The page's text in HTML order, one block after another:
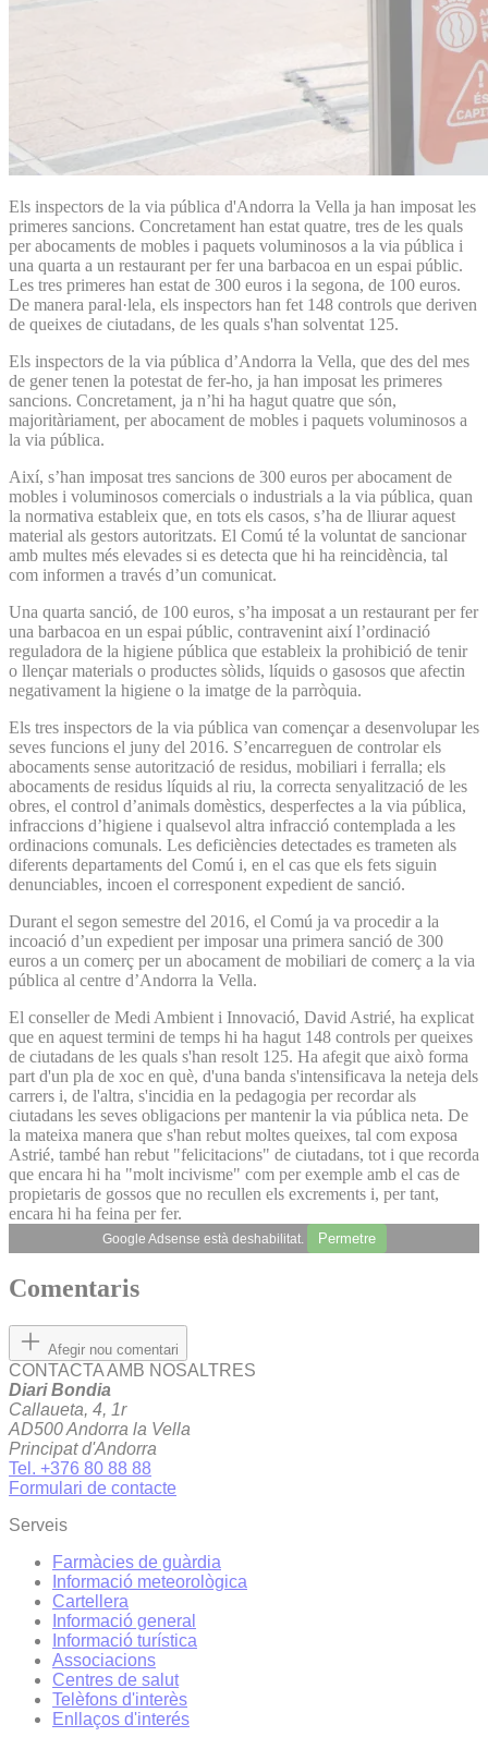
Els inspectors de la via pública d'Andorra la Vella ja han imposat les
primeres sancions. Concretament han estat quatre, tres de les quals
per abocaments de mobles i paquets voluminosos a la via pública i
una quarta a un restaurant per fer una barbacoa en un espai públic.
Les tres primeres han estat de 300 euros i la segona, de 100 euros.
De manera paral·lela, els inspectors han fet 148 controls que deriven
de queixes de ciutadans, de les quals s'han solventat 125.
Els inspectors de la via pública d’Andorra la Vella, que des del mes
de gener tenen la potestat de fer-ho, ja han imposat les primeres
sancions. Concretament, ja n’hi ha hagut quatre que són,
majoritàriament, per abocament de mobles i paquets voluminosos a
la via pública.
Així, s’han imposat tres sancions de 300 euros per abocament de
mobles i voluminosos comercials o industrials a la via pública, quan
la normativa estableix que, en tots els casos, s’ha de lliurar aquest
material als gestors autoritzats. El Comú té la voluntat de sancionar
amb multes més elevades si es detecta que hi ha reincidència, tal
com informen a través d’un comunicat.
Una quarta sanció, de 100 euros, s’ha imposat a un restaurant per fer
una barbacoa en un espai públic, contravenint així l’ordinació
reguladora de la higiene pública que estableix la prohibició de tenir
o llençar materials o productes sòlids, líquids o gasosos que afectin
negativament la higiene o la imatge de la parròquia.
Els tres inspectors de la via pública van començar a desenvolupar les
seves funcions el juny del 2016. S’encarreguen de controlar els
abocaments sense autorització de residus, mobiliari i ferralla; els
abocaments de residus líquids al riu, la correcta senyalització de les
obres, el control d’animals domèstics, desperfectes a la via pública,
infraccions d’higiene i qualsevol altra infracció contemplada a les
ordinacions comunals. Les deficiències detectades es trameten als
diferents departaments del Comú i, en el cas que els fets siguin
denunciables, incoen el corresponent expedient de sanció.
Durant el segon semestre del 2016, el Comú ja va procedir a la
incoació d’un expedient per imposar una primera sanció de 300
euros a un comerç per un abocament de mobiliari de comerç a la via
pública al centre d’Andorra la Vella.
El conseller de Medi Ambient i Innovació, David Astrié, ha explicat
que en aquest termini de temps hi ha hagut 148 controls per queixes
de ciutadans de les quals s'han resolt 125. Ha afegit que això forma
part d'un pla de xoc en què, d'una banda s'intensificava la neteja dels
carrers i, de l'altra, s'incidia en la pedagogia per recordar als
ciutadans les seves obligacions per mantenir la via pública neta. De
la mateixa manera que s'han rebut moltes queixes, tal com exposa
Astrié, també han rebut "felicitacions" de ciutadans, tot i que recorda
que encara hi ha "molt incivisme" com per exemple amb el cas de
propietaris de gossos que no recullen els excrements i, per tant,
encara hi ha feina per fer.
Google Adsense està deshabilitat. Permetre
Comentaris
Afegir nou comentari
CONTACTA AMB NOSALTRES
Diari Bondia
Callaueta, 4, 1r
AD500 Andorra la Vella
Principat d'Andorra
Tel. +376 80 88 88
Formulari de contacte
Serveis
Farmàcies de guàrdia
Informació meteorològica
Cartellera
Informació general
Informació turística
Associacions
Centres de salut
Telèfons d'interès
Enllaços d'interés